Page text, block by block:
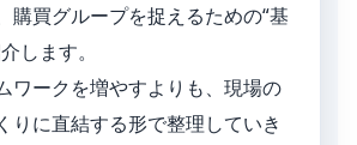
購買グループを捉えるための“基
します。
ワークを増やすよりも、現場の
りに直結する形で整理していき